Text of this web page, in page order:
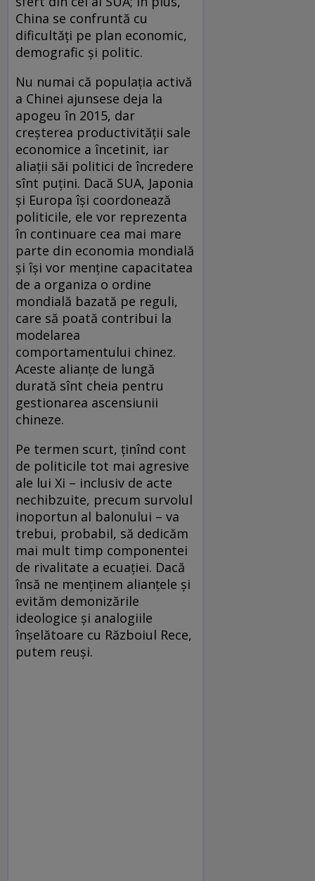
China se confruntă cu
dificultăți pe plan economic,
demografic și politic.
Nu numai că populația activă
a Chinei ajunsese deja la
apogeu în 2015, dar
creșterea productivității sale
economice a încetinit, iar
aliații săi politici de încredere
sînt puțini. Dacă SUA, Japonia
și Europa își coordonează
politicile, ele vor reprezenta
în continuare cea mai mare
parte din economia mondială
și își vor menține capacitatea
de a organiza o ordine
mondială bazată pe reguli,
care să poată contribui la
modelarea
comportamentului chinez.
Aceste alianțe de lungă
durată sînt cheia pentru
gestionarea ascensiunii
chineze.
Pe termen scurt, ținînd cont
de politicile tot mai agresive
ale lui Xi – inclusiv de acte
nechibzuite, precum survolul
inoportun al balonului – va
trebui, probabil, să dedicăm
mai mult timp componentei
de rivalitate a ecuației. Dacă
însă ne menținem alianțele și
evităm demonizările
ideologice și analogiile
înșelătoare cu Războiul Rece,
putem reuși.